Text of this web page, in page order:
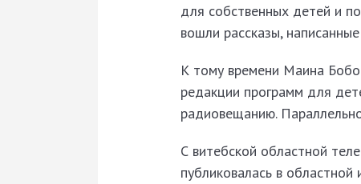
для собственных детей и
вошли рассказы,
К тому времени Маина
редакции программ для
радиовещанию.
С витебской областной
публиковалась в